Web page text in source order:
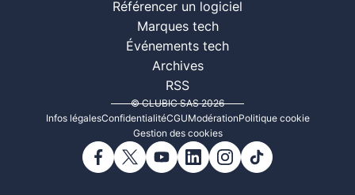
Référencer un logiciel
Marques tech
Événements tech
Archives
RSS
© CLUBIC SAS 2026
Infos légalesConfidentialitéCGUModérationPolitique cookie
Gestion des cookies